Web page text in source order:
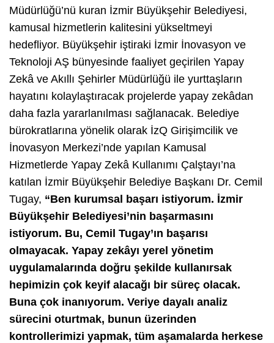
Müdürlüğü’nü kuran İzmir Büyükşehir Belediyesi,
kamusal hizmetlerin kalitesini yükseltmeyi
hedefliyor. Büyükşehir iştiraki İzmir İnovasyon ve
Teknoloji AŞ bünyesinde faaliyet geçirilen Yapay
Zekâ ve Akıllı Şehirler Müdürlüğü ile yurttaşların
hayatını kolaylaştıracak projelerde yapay zekâdan
daha fazla yararlanılması sağlanacak. Belediye
bürokratlarına yönelik olarak İzQ Girişimcilik ve
İnovasyon Merkezi’nde yapılan Kamusal
Hizmetlerde Yapay Zekâ Kullanımı Çalştayı’na
katılan İzmir Büyükşehir Belediye Başkanı Dr. Cemil
Tugay, “Ben kurumsal başarı istiyorum. İzmir
Büyükşehir Belediyesi’nin başarmasını
istiyorum. Bu, Cemil Tugay’ın başarısı
olmayacak. Yapay zekâyı yerel yönetim
uygulamalarında doğru şekilde kullanırsak
hepimizin çok keyif alacağı bir süreç olacak.
Buna çok inanıyorum. Veriye dayalı analiz
sürecini oturtmak, bunun üzerinden
kontrollerimizi yapmak, tüm aşamalarda herkese